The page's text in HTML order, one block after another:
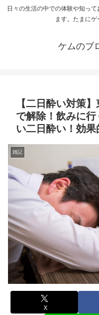
日々の生活の中での体験や知っ
ます。たまにゲ
ケムのブ
【二日酔い対策
で解除！飲みに
い二日酔い！効果
雑記
X